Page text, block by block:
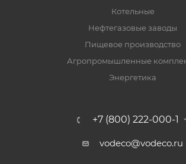
Котельные
Нефтегазовые заводы
Пищевое производство
Агропромышленные
Энергетика
+7 (800) 222-000-1
vodeco@vodeco.ru